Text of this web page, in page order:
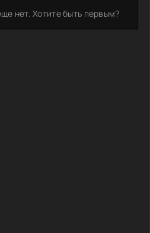
нет. Хотите быть первым?